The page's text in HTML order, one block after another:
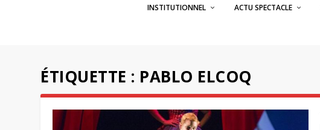
INSTITUTIONNEL ACTU SPECTACLE
ÉTIQUETTE : PABLO ELCOQ